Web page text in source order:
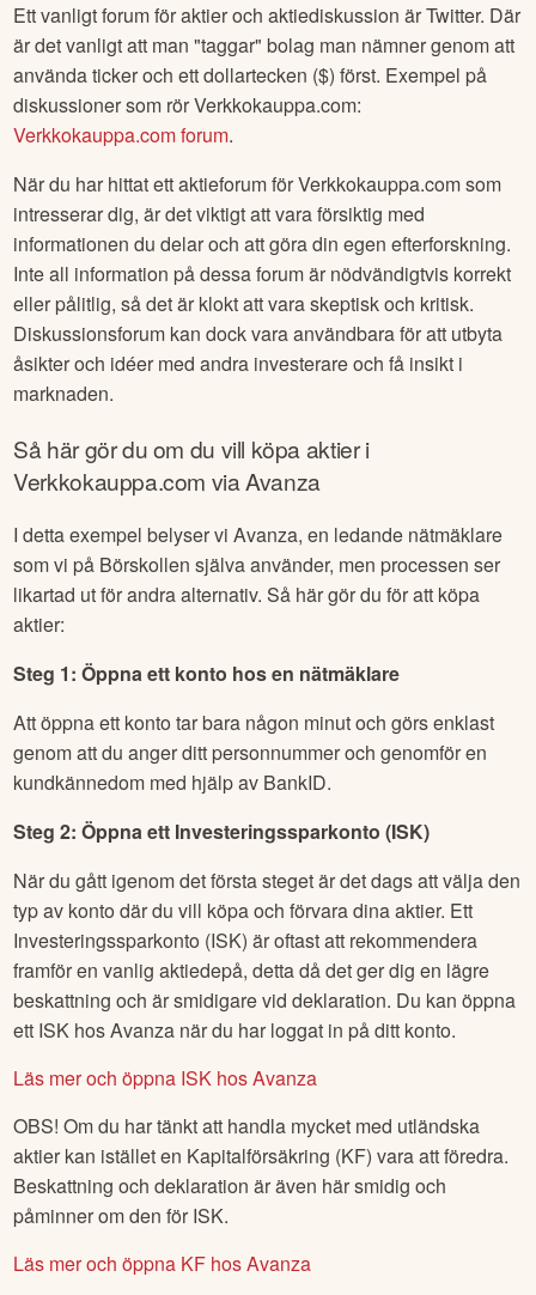
Ett vanligt forum för aktier och aktiediskussion är Twitter. Där
är det vanligt att man "taggar" bolag man nämner genom att
använda ticker och ett dollartecken ($) först. Exempel på
diskussioner som rörVerkkokauppa.com:
Verkkokauppa.comforum.
När du har hittat ett aktieforum förVerkkokauppa.comsom
intresserar dig, är det viktigt att vara försiktig med
informationen du delar och att göra din egen efterforskning.
Inte all information på dessa forum är nödvändigtvis korrekt
eller pålitlig, så det är klokt att vara skeptisk och kritisk.
Diskussionsforum kan dock vara användbara för att utbyta
åsikter och idéer med andra investerare och få insikt i
marknaden.
Så här gör du om du vill köpa aktier i
Verkkokauppa.com via Avanza
I detta exempel belyser vi Avanza, en ledande nätmäklare
som vi på Börskollen själva använder, men processen ser
likartad ut för andra alternativ. Så här gör du för att köpa
aktier:
Steg 1: Öppna ett konto hos en nätmäklare
Att öppna ett konto tar bara någon minut och görs enklast
genom att du anger ditt personnummer och genomför en
kundkännedom med hjälp av BankID.
Steg 2: Öppna ett Investeringssparkonto (ISK)
När du gått igenom det första steget är det dags att välja den
typ av konto där du vill köpa och förvara dina aktier. Ett
Investeringssparkonto (ISK) är oftast att rekommendera
framför en vanlig aktiedepå, detta då det ger dig en lägre
beskattning och är smidigare vid deklaration. Du kan öppna
ett ISK hos Avanza när du har loggat in på ditt konto.
Läs mer och öppna ISK hos Avanza
OBS! Om du har tänkt att handla mycket med utländska
aktier kan istället en Kapitalförsäkring (KF) vara att föredra.
Beskattning och deklaration är även här smidig och
påminner om den för ISK.
Läs mer och öppna KF hos Avanza